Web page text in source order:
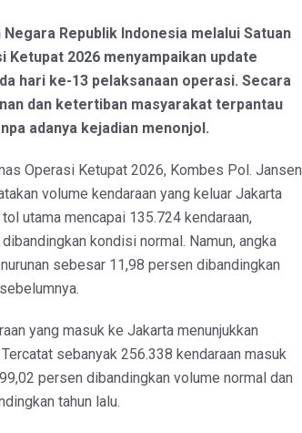
Negara Republik Indonesia melalui Satuan
Ketupat 2026 menyampaikan update
hari ke-13 pelaksanaan operasi. Secara
dan ketertiban masyarakat terpantau
adanya kejadian menonjol.
Operasi Ketupat 2026, Kombes Pol. Jansen
volume kendaraan yang keluar Jakarta
utama mencapai 135.724 kendaraan,
kondisi normal. Namun, angka
sebesar 11,98 persen dibandingkan
yang masuk ke Jakarta menunjukkan
sebanyak 256.338 kendaraan masuk
persen dibandingkan volume normal dan
tahun lalu.